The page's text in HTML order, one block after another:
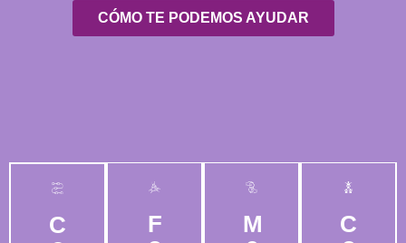
CÓMO TE PODEMOS AYUDAR
C
F
M
C